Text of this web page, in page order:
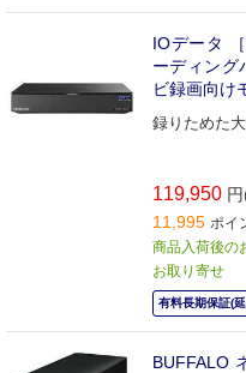
IOデータ
ーディング
ビ録画向け
録りためた
119,950
11,995 ポイ
商品入荷後の
お取り寄せ
有料長期保証(
BUFFALO